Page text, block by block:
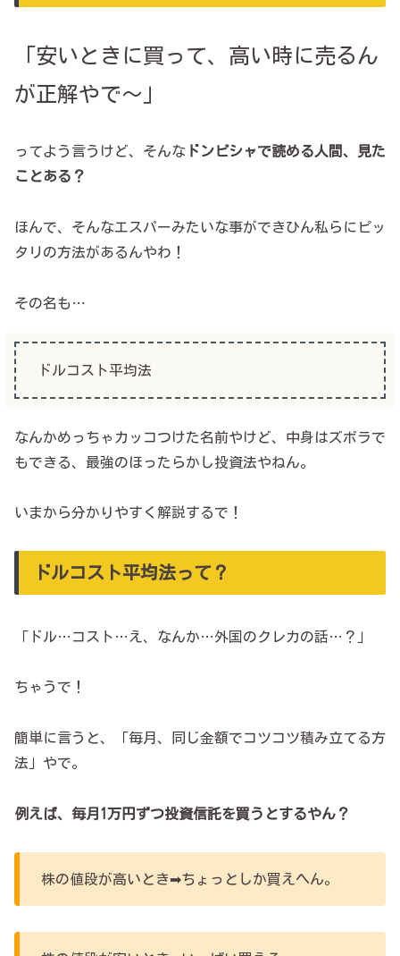
「安いときに買って、高い時に売るん
が正解やで～」
ってよう言うけど、そんな ドンピシャで読める人間、見た
ことある？
ほんで、そんなエスパーみたいな事ができひん私らにピッ
タリの方法があるんやわ！
その名も…
ドルコスト平均法
なんかめっちゃカッコつけた名前やけど、中身はズボラで
もできる、最強のほったらかし投資法やねん。
いまから分かりやすく解説するで！
ドルコスト平均法って？
「ドル…コスト…え、なんか…外国のクレカの話…？」
ちゃうで！
簡単に言うと、「毎月、同じ金額でコツコツ積み立てる方
法」やで。
例えば、毎月1万円ずつ投資信託を買うとするやん？
株の値段が高いとき➡ちょっとしか買えへん。